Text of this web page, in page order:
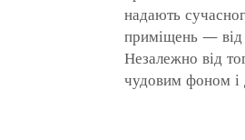
надають
приміщень — від
Незалежно від
чудовим фоном і